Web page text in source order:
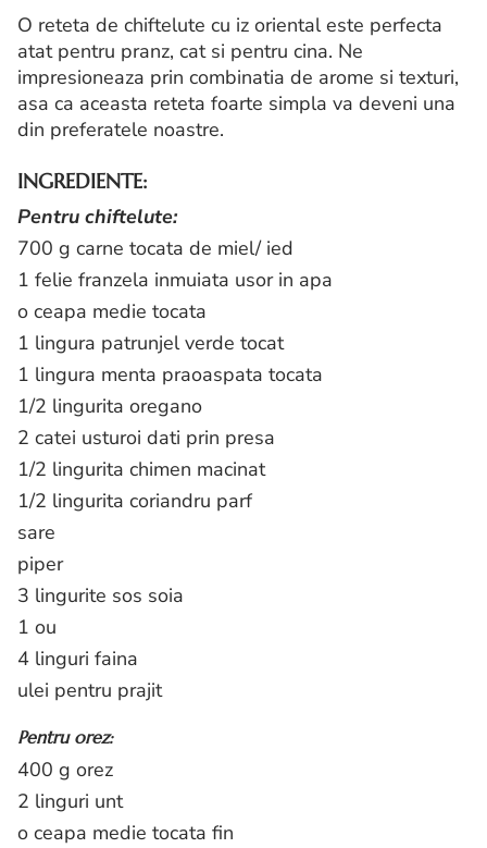
O reteta de chiftelute cu iz oriental este perfecta
atat pentru pranz, cat si pentru cina. Ne
impresioneaza prin combinatia de arome si texturi,
asa ca aceasta reteta foarte simpla va deveni una
din preferatele noastre.
INGREDIENTE:
Pentru chiftelute:
700 g carne tocata de miel/ ied
1 felie franzela inmuiata usor in apa
o ceapa medie tocata
1 lingura patrunjel verde tocat
1 lingura menta praoaspata tocata
1/2 lingurita oregano
2 catei usturoi dati prin presa
1/2 lingurita chimen macinat
1/2 lingurita coriandru parf
sare
piper
3 lingurite sos soia
1 ou
4 linguri faina
ulei pentru prajit
Pentru orez:
400 g orez
2 linguri unt
o ceapa medie tocata fin